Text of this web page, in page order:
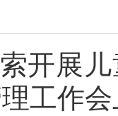
开展
工作